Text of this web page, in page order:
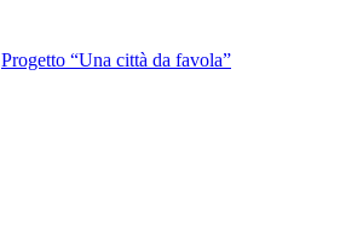
Progetto “Una città da favola”